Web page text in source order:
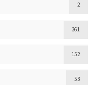
2
361
152
53